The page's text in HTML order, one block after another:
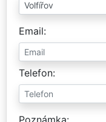
Email
Telefon
Poznámka